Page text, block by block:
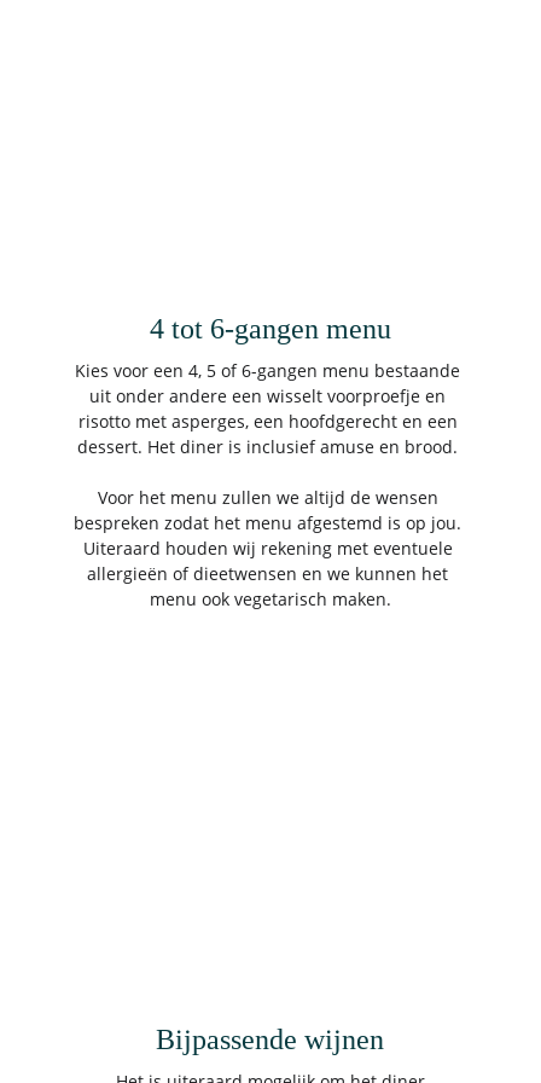
Kies voor een 4, 5 of 6-gangen menu bestaande
uit onder andere een wisselt voorproefje en
risotto met asperges, een hoofdgerecht en een
dessert. Het diner is inclusief amuse en brood.
Voor het menu zullen we altijd de wensen
bespreken zodat het menu afgestemd is op jou.
Uiteraard houden wij rekening met eventuele
allergieën of dieetwensen en we kunnen het
menu ook vegetarisch maken.
4 tot 6-gangen menu
Bijpassende wijnen